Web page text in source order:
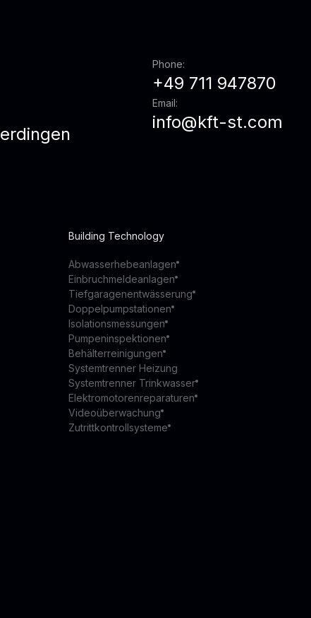
Phone:
+49 711 947870
Email:
info@kft-st.com
Building Technology
Abwasserhebeanlagen
Einbruchmeldeanlagen
Tiefgaragenentwässerung
Doppelpumpstationen
Isolationsmessungen
Pumpeninspektionen
Behälterreinigungen
Systemtrenner Heizung
Systemtrenner Trinkwasser
Elektromotorenreparaturen
Videoüberwachung
Zutrittkontrollsysteme